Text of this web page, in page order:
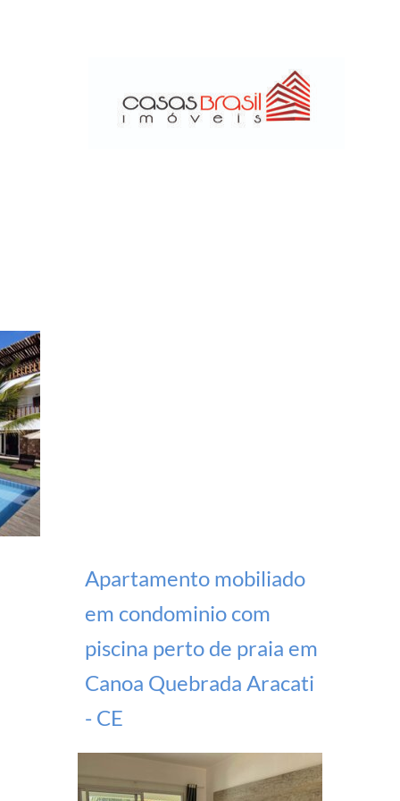
Apartamento mobiliado
em condominio com
piscina perto de praia em
Canoa Quebrada Aracati
- CE